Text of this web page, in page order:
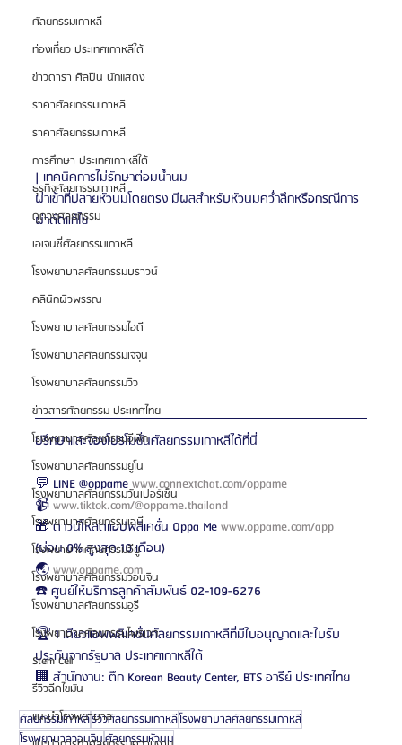
ศัลยกรรมเกาหลี
ท่องเที่ยว ประเทศเกาหลีใต้
ข่าวดารา ศิลปิน นักแสดง
ราคาศัลยกรรมเกาหลี
ราคาศัลยกรรมเกาหลี
การศึกษา ประเทศเกาหลีใต้
ธุรกิจศัลยกรรมเกาหลี
ดูดวงศัลยกรรม
เอเจนซี่ศัลยกรรมเกาหลี
โรงพยาบาลศัลยกรรมบราวน์
คลินิกผิวพรรณ
โรงพยาบาลศัลยกรรมไอดี
โรงพยาบาลศัลยกรรมเจจุน
โรงพยาบาลศัลยกรรมวิว
ข่าวสารศัลยกรรม ประเทศไทย
โรงพยาบาลศัลยกรรมอีพิก
โรงพยาบาลศัลยกรรมยูโน
โรงพยาบาลศัลยกรรมวันเปอร์เซ็น
โรงพยาบาลศัลยกรรมเอบี
โรงพยาบาลศัลยกรรมอียู
โรงพยาบาลศัลยกรรมวอนจิน
โรงพยาบาลศัลยกรรมอูรี
โรงพยาบาลศัลยกรรมไพรเวท
Stem Cell
รีวิวฉีดไขมัน
แนะนำโรงพยาบาล
| เทคนิคการไม่รักษาต่อมน้ำนม
ผ่าเข้าที่ปลายหัวนมโดยตรง มีผลสำหรับหัวนมคว่ำลึกหรือกรณีการ
ผ่าตัดแก้ไข
ปรึกษาและจองโปรโมชั่นศัลยกรรมเกาหลีได้ที่นี่
💬 LINE @oppame www.connextchat.com/oppame
📹 www.tiktok.com/@oppame.thailand
🎁 ดาวน์โหลดแอปพลิเคชั่น Oppa Me www.oppame.com/app
(ผ่อน 0% สูงสุด 10 เดือน)
🌏 www.oppame.com
☎️ ศูนย์ให้บริการลูกค้าสัมพันธ์ 02-109-6276
🏆 1 เดียวแอพพลิเคชั่นศัลยกรรมเกาหลีที่มีใบอนุญาตและใบรับ
ประกันจากรัฐบาล ประเทศเกาหลีใต้
🏢 สำนักงาน: ตึก Korean Beauty Center, BTS อารีย์ ประเทศไทย
ศัลยกรรมเกาหลีรีวิวศัลยกรรมเกาหลีโรงพยาบาลศัลยกรรมเกาหลี
โรงพยาบาลวอนจินศัลยกรรมหัวนม